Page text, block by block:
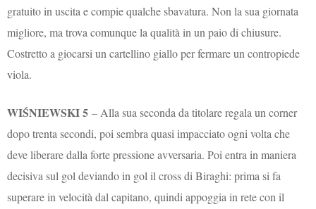
gratuito in uscita e compie qualche sbavatura. Non la sua giornata
migliore, ma trova comunque la qualità in un paio di chiusure.
Costretto a giocarsi un cartellino giallo per fermare un contropiede
viola.
WIŚNIEWSKI 5– Alla sua seconda da titolare regala un corner
dopo trenta secondi, poi sembra quasi impacciato ogni volta che
deve liberare dalla forte pressione avversaria. Poi entra in maniera
decisiva sul gol deviando in gol il cross di Biraghi: prima si fa
superare in velocità dal capitano, quindi appoggia in rete con il